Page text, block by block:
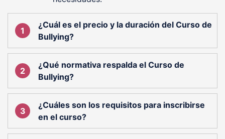
¿Cuál es el precio y la duración del Curso de
Bullying?
¿Qué normativa respalda el Curso de
Bullying?
¿Cuáles son los requisitos para inscribirse
en el curso?